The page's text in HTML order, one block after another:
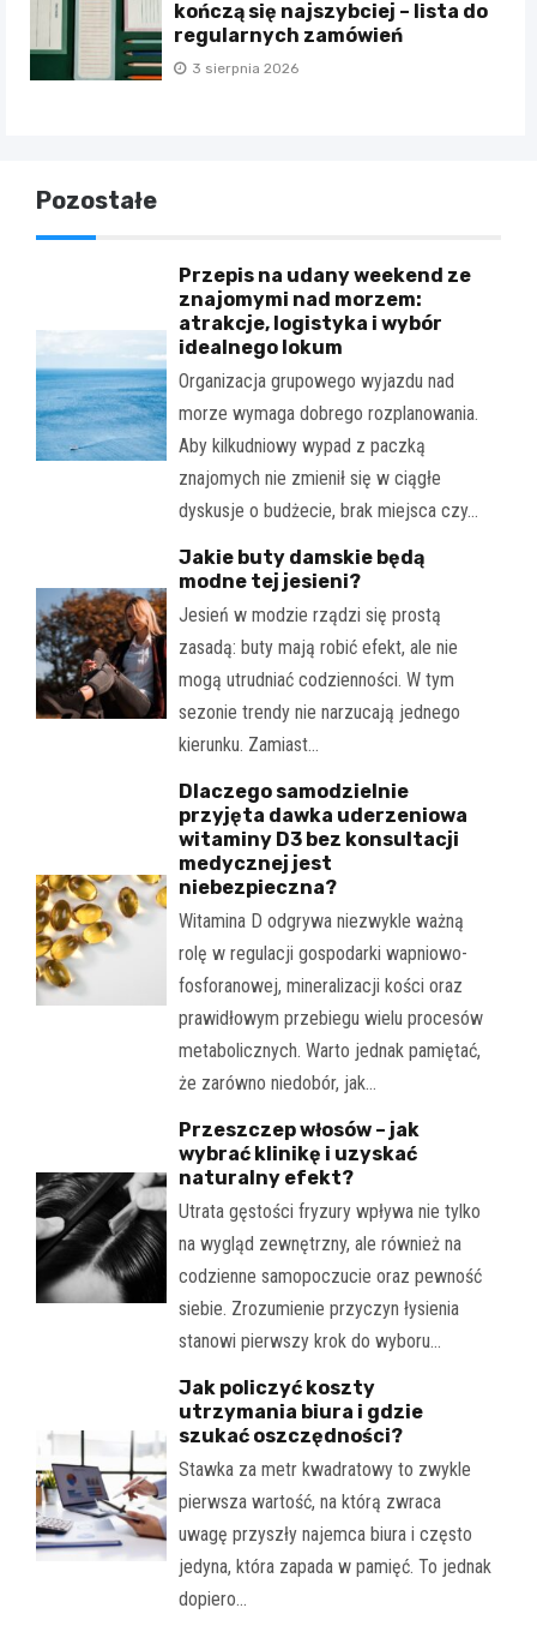
kończą się najszybciej – lista do
regularnych zamówień
3 sierpnia 2026
Pozostałe
Przepis na udany weekend ze
znajomymi nad morzem:
atrakcje, logistyka i wybór
idealnego lokum
Organizacja grupowego wyjazdu nad
morze wymaga dobrego rozplanowania.
Aby kilkudniowy wypad z paczką
znajomych nie zmienił się w ciągłe
dyskusje o budżecie, brak miejsca czy…
Jakie buty damskie będą
modne tej jesieni?
Jesień w modzie rządzi się prostą
zasadą: buty mają robić efekt, ale nie
mogą utrudniać codzienności. W tym
sezonie trendy nie narzucają jednego
kierunku. Zamiast…
Dlaczego samodzielnie
przyjęta dawka uderzeniowa
witaminy D3 bez konsultacji
medycznej jest
niebezpieczna?
Witamina D odgrywa niezwykle ważną
rolę w regulacji gospodarki wapniowo-
fosforanowej, mineralizacji kości oraz
prawidłowym przebiegu wielu procesów
metabolicznych. Warto jednak pamiętać,
że zarówno niedobór, jak…
Przeszczep włosów – jak
wybrać klinikę i uzyskać
naturalny efekt?
Utrata gęstości fryzury wpływa nie tylko
na wygląd zewnętrzny, ale również na
codzienne samopoczucie oraz pewność
siebie. Zrozumienie przyczyn łysienia
stanowi pierwszy krok do wyboru…
Jak policzyć koszty
utrzymania biura i gdzie
szukać oszczędności?
Stawka za metr kwadratowy to zwykle
pierwsza wartość, na którą zwraca
uwagę przyszły najemca biura i często
jedyna, która zapada w pamięć. To jednak
dopiero…